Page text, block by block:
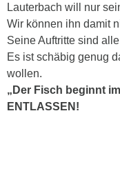
Lauterbach will nur
Wir können ihn damit
Seine Auftritte sind
Es ist schäbig genug
wollen.
„Der Fisch beginnt
ENTLASSEN!